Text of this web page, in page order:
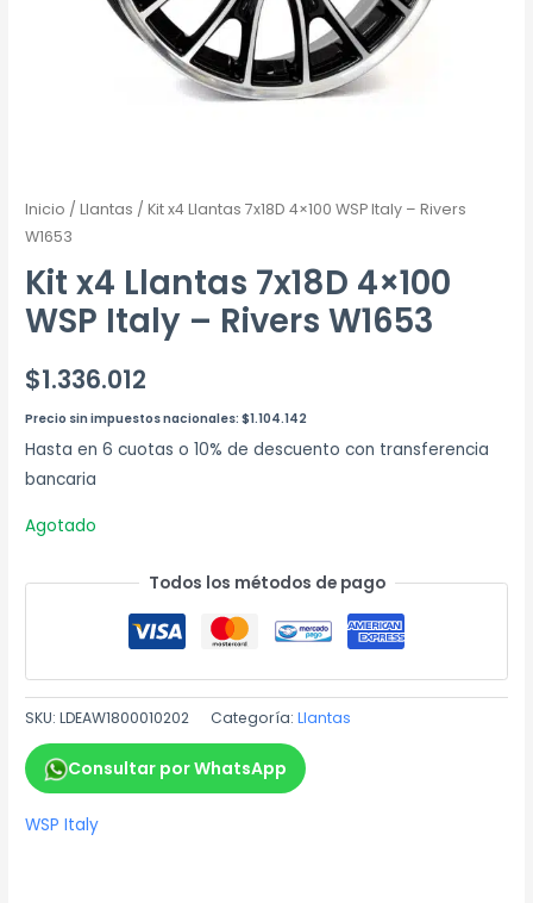
Inicio /Llantas / Kit x4 Llantas 7x18D 4×100 WSP Italy – Rivers
W1653
Kit x4 Llantas 7x18D 4×100
WSP Italy – Rivers W1653
$1.336.012
Precio sin impuestos nacionales:$1.104.142
Hasta en 6 cuotas o 10% de descuento con transferencia
bancaria
Agotado
Todos los métodos de pago
SKU:LDEAW1800010202 Categoría:Llantas
Consultar por WhatsApp
WSP Italy